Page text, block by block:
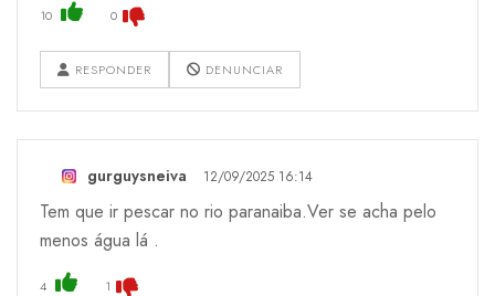
10 0
RESPONDER DENUNCIAR
gurguysneiva 12/09/2025 16:14
Tem que ir pescar no rio paranaiba.Ver se acha pelo
menos água lá .
4 1